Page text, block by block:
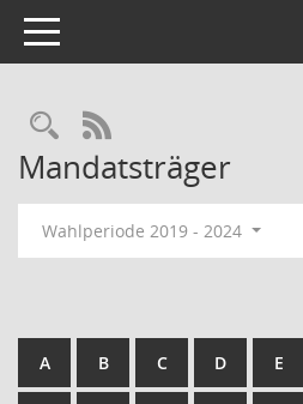
Toggle navigation
Rechercheauswahl
RSS-Feed
Mandatsträger
Wahlperiode 2019 - 2024
A B C D E